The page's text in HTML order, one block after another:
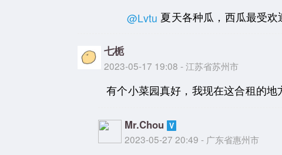
@Lvtu 夏天各种瓜，西瓜最受
七栀
2023-05-17 19:08 - 江苏省苏州市
有个小菜园真好，我现在这合租的
Mr.Chou
2023-05-27 20:49 - 广东省惠州市